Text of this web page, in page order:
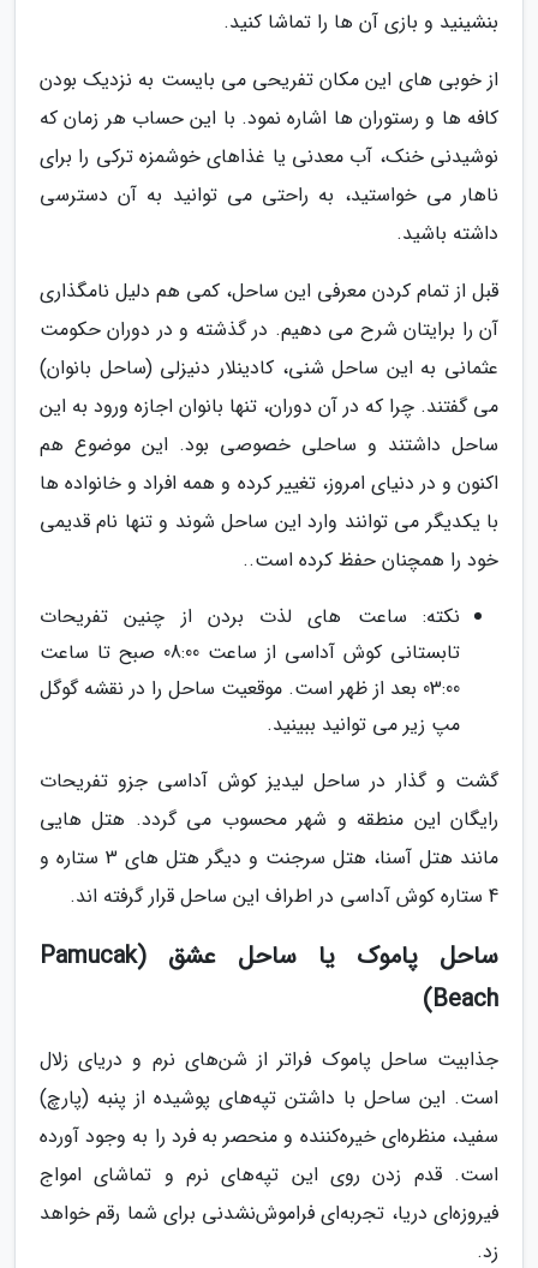
بنشینید و بازی آن ها را تماشا کنید.
از خوبی های این مکان تفریحی می بایست به نزدیک بودن
کافه ها و رستوران ها اشاره نمود. با این حساب هر زمان که
نوشیدنی خنک، آب معدنی یا غذاهای خوشمزه ترکی را برای
ناهار می خواستید، به راحتی می توانید به آن دسترسی
داشته باشید.
قبل از تمام کردن معرفی این ساحل، کمی هم دلیل نامگذاری
آن را برایتان شرح می دهیم. در گذشته و در دوران حکومت
عثمانی به این ساحل شنی، کادینلار دنیزلی (ساحل بانوان)
می گفتند. چرا که در آن دوران، تنها بانوان اجازه ورود به این
ساحل داشتند و ساحلی خصوصی بود. این موضوع هم
اکنون و در دنیای امروز، تغییر کرده و همه افراد و خانواده ها
با یکدیگر می توانند وارد این ساحل شوند و تنها نام قدیمی
خود را همچنان حفظ کرده است..
نکته: ساعت های لذت بردن از چنین تفریحات
تابستانی کوش آداسی از ساعت 08:00 صبح تا ساعت
03:00 بعد از ظهر است. موقعیت ساحل را در نقشه گوگل
مپ زیر می توانید ببینید.
گشت و گذار در ساحل لیدیز کوش آداسی جزو تفریحات
رایگان این منطقه و شهر محسوب می گردد. هتل هایی
مانند هتل آسنا، هتل سرجنت و دیگر هتل های 3 ستاره و
4 ستاره کوش آداسی در اطراف این ساحل قرار گرفته اند.
ساحل پاموک یا ساحل عشق (Pamucak
Beach)
جذابیت ساحل پاموک فراتر از شن‌های نرم و دریای زلال
است. این ساحل با داشتن تپه‌های پوشیده از پنبه (‌پارچ)
سفید، منظره‌ای خیره‌کننده و منحصر به فرد را به وجود آورده
است. قدم زدن روی این تپه‌های نرم و تماشای امواج
فیروزه‌ای دریا، تجربه‌ای فراموش‌نشدنی برای شما رقم خواهد
زد.